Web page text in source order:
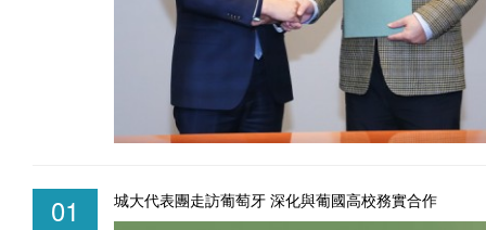
01 城大代表團走訪葡萄牙 深化與葡國高校務實合作